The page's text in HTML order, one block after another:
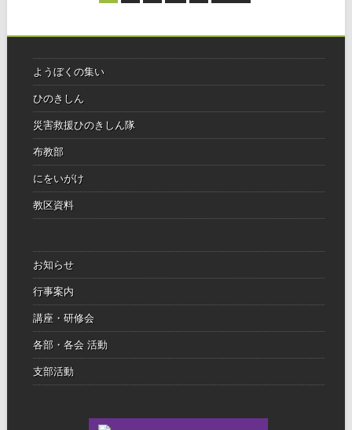
ようぼくの集い
ひのきしん
災害救援ひのきしん隊
布教部
にをいがけ
教区資料
お知らせ
行事案内
講座・研修会
各部・各会 活動
支部活動